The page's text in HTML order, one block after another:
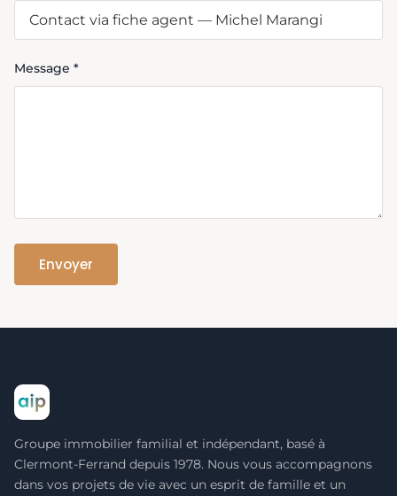
Message *
Envoyer
Groupe immobilier familial et indépendant, basé à
Clermont-Ferrand depuis 1978. Nous vous accompagnons
dans vos projets de vie avec un esprit de famille et un